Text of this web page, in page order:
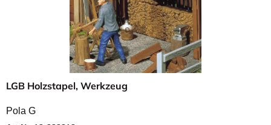
LGB Holzstapel, Werkzeug
Pola G